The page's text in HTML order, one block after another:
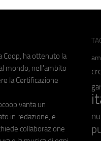
Coop, ha ottenuto la
mondo, nell'ambito
la Certificazione
vanta un
in redazione, e
collaborazione